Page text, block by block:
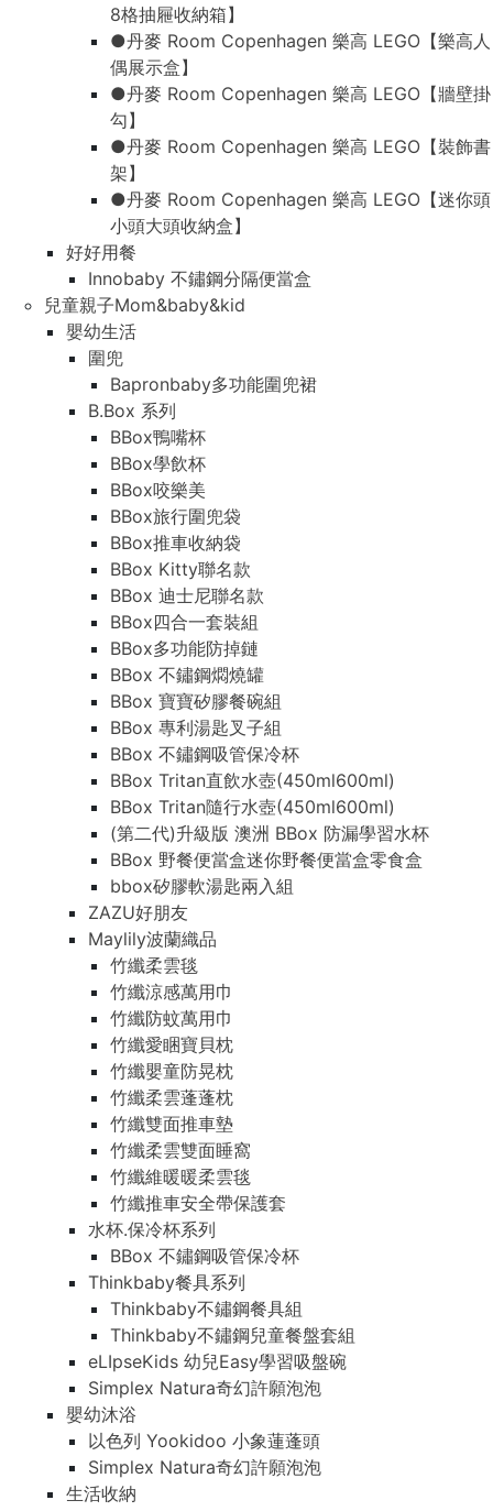
8格抽屜收納箱】
●丹麥 Room Copenhagen 樂高 LEGO【樂高人
偶展示盒】
●丹麥 Room Copenhagen 樂高 LEGO【牆壁掛
勾】
●丹麥 Room Copenhagen 樂高 LEGO【裝飾書
架】
●丹麥 Room Copenhagen 樂高 LEGO【迷你頭
小頭大頭收納盒】
好好用餐
Innobaby 不鏽鋼分隔便當盒
兒童親子Mom&baby&kid
嬰幼生活
圍兜
Bapronbaby多功能圍兜裙
B.Box 系列
BBox鴨嘴杯
BBox學飲杯
BBox咬樂美
BBox旅行圍兜袋
BBox推車收納袋
BBox Kitty聯名款
BBox 迪士尼聯名款
BBox四合一套裝組
BBox多功能防掉鏈
BBox 不鏽鋼燜燒罐
BBox 寶寶矽膠餐碗組
BBox 專利湯匙叉子組
BBox 不鏽鋼吸管保冷杯
BBox Tritan直飲水壺(450ml600ml)
BBox Tritan隨行水壺(450ml600ml)
(第二代)升級版 澳洲 BBox 防漏學習水杯
BBox 野餐便當盒迷你野餐便當盒零食盒
bbox矽膠軟湯匙兩入組
ZAZU好朋友
Maylily波蘭織品
竹纖柔雲毯
竹纖涼感萬用巾
竹纖防蚊萬用巾
竹纖愛睏寶貝枕
竹纖嬰童防晃枕
竹纖柔雲蓬蓬枕
竹纖雙面推車墊
竹纖柔雲雙面睡窩
竹纖維暖暖柔雲毯
竹纖推車安全帶保護套
水杯.保冷杯系列
BBox 不鏽鋼吸管保冷杯
Thinkbaby餐具系列
Thinkbaby不鏽鋼餐具組
Thinkbaby不鏽鋼兒童餐盤套組
eLIpseKids 幼兒Easy學習吸盤碗
Simplex Natura奇幻許願泡泡
嬰幼沐浴
以色列 Yookidoo 小象蓮蓬頭
Simplex Natura奇幻許願泡泡
生活收納